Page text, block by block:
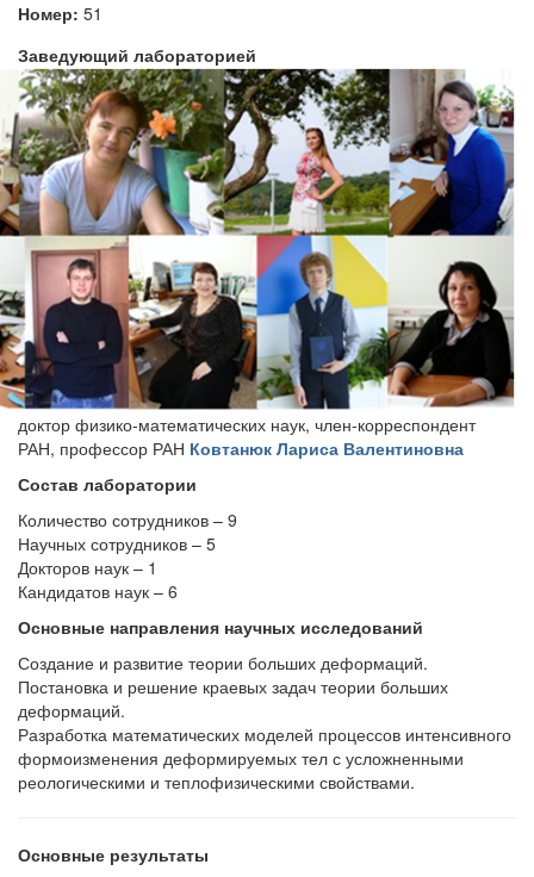
Номер: 51
Заведующий лабораторией
доктор физико-математических наук, член-корреспондент
РАН, профессор РАН Ковтанюк Лариса Валентиновна
Состав лаборатории
Количество сотрудников – 9
Научных сотрудников – 5
Докторов наук – 1
Кандидатов наук – 6
Основные направления научных исследований
Создание и развитие теории больших деформаций.
Постановка и решение краевых задач теории больших
деформаций.
Разработка математических моделей процессов интенсивного
формоизменения деформируемых тел с усложненными
реологическими и теплофизическими свойствами.
Основные результаты